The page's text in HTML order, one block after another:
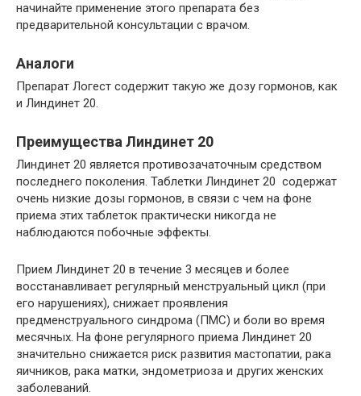
начинайте применение этого препарата без
предварительной консультации с врачом.
Аналоги
Препарат Логест содержит такую же дозу гормонов, как
и Линдинет 20.
Преимущества Линдинет 20
Линдинет 20 является противозачаточным средством
последнего поколения. Таблетки Линдинет 20 содержат
очень низкие дозы гормонов, в связи с чем на фоне
приема этих таблеток практически никогда не
наблюдаются побочные эффекты.
Прием Линдинет 20 в течение 3 месяцев и более
восстанавливает регулярный менструальный цикл (при
его нарушениях), снижает проявления
предменструального синдрома (ПМС) и боли во время
месячных. На фоне регулярного приема Линдинет 20
значительно снижается риск развития мастопатии, рака
яичников, рака матки, эндометриоза и других женских
заболеваний.